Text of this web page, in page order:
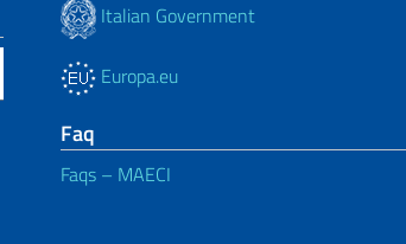
Italian Government
Europa.eu
Faq
Faqs – MAECI